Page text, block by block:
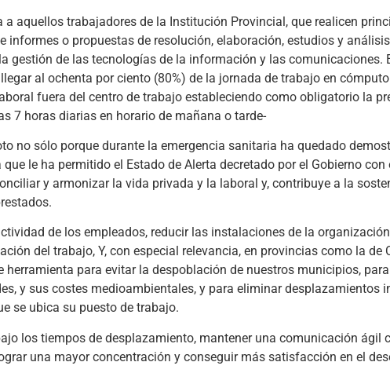
a aquellos trabajadores de la Institución Provincial, que realicen
o propuestas de resolución, elaboración, estudios y
gestión de las tecnologías de la información y las comunicaciones.
al ochenta por ciento (80%) de la jornada de trabajo en
fuera del centro de trabajo estableciendo como obligatorio la
7 horas diarias en horario de mañana o tarde-
no sólo porque durante la emergencia sanitaria ha quedado
le ha permitido el Estado de Alerta decretado por el Gobierno
y armonizar la vida privada y la laboral y, contribuye a la
de los empleados, reducir las instalaciones de la
del trabajo, Y, con especial relevancia, en provincias como la de
para evitar la despoblación de nuestros municipios,
y sus costes medioambientales, y para eliminar desplazamientos
se ubica su puesto de trabajo.
los tiempos de desplazamiento, mantener una comunicación ágil
una mayor concentración y conseguir más satisfacción en el